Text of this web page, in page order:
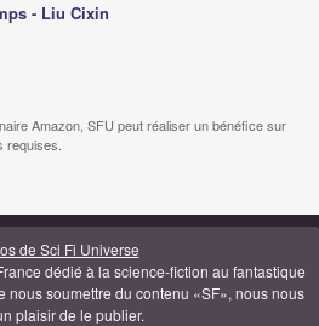
- Liu Cixin
Amazon, SFU peut réaliser un bénéfice sur
de Sci Fi Universe
dédié à la science-fiction au fantastique
nous soumettre du contenu «SF», nous nous
plaisir de le publier.